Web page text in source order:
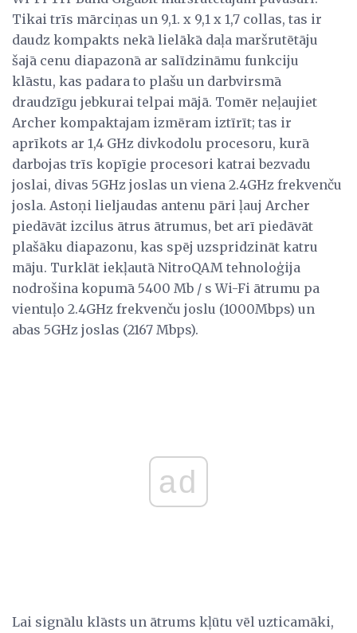
Tikai trīs mārciņas un 9,1. x 9,1 x 1,7 collas, tas ir
daudz kompakts nekā lielākā daļa maršrutētāju
šajā cenu diapazonā ar salīdzināmu funkciju
klāstu, kas padara to plašu un darbvirsmā
draudzīgu jebkurai telpai mājā. Tomēr neļaujiet
Archer kompaktajam izmēram iztīrīt; tas ir
aprīkots ar 1,4 GHz divkodolu procesoru, kurā
darbojas trīs kopīgie procesori katrai bezvadu
joslai, divas 5GHz joslas un viena 2.4GHz frekvenču
josla. Astoņi lieljaudas antenu pāri ļauj Archer
piedāvāt izcilus ātrus ātrumus, bet arī piedāvāt
plašāku diapazonu, kas spēj uzspridzināt katru
māju. Turklāt iekļautā NitroQAM tehnoloģija
nodrošina kopumā 5400 Mb / s Wi-Fi ātrumu pa
vientuļo 2.4GHz frekvenču joslu (1000Mbps) un
abas 5GHz joslas (2167 Mbps).
ad
Lai signālu klāsts un ātrums kļūtu vēl uzticamāki,